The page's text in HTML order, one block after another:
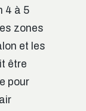
4 à 5
zones
et les
être
pour